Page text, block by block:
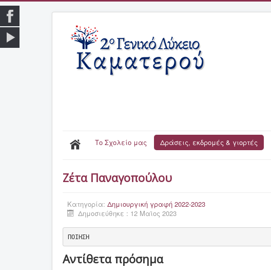
Το Σχολείο μας Δράσεις, εκδρομές & γιορτές
Ζέτα Παναγοπούλου
Κατηγορία: Δημιουργική γραφή 2022-2023
Δημοσιεύθηκε : 12 Μαϊος 2023
ΠΟΙΗΣΗ
Αντίθετα πρόσημα